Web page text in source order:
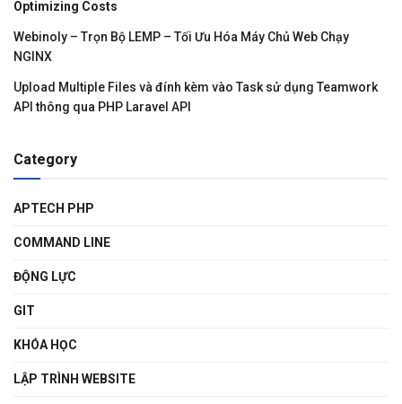
Optimizing Costs
Webinoly – Trọn Bộ LEMP – Tối Ưu Hóa Máy Chủ Web Chạy
NGINX
Upload Multiple Files và đính kèm vào Task sử dụng Teamwork
API thông qua PHP Laravel API
Category
APTECH PHP
COMMAND LINE
ĐỘNG LỰC
GIT
KHÓA HỌC
LẬP TRÌNH WEBSITE